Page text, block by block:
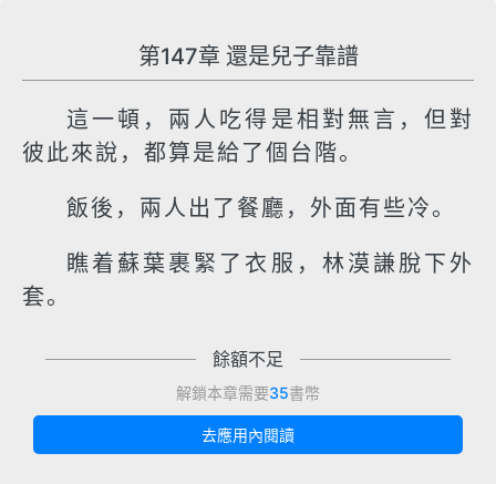
第147章 還是兒子靠譜
這一頓，兩人吃得是相對無言，但對
彼此來說，都算是給了個台階。
飯後，兩人出了餐廳，外面有些冷。
瞧着蘇葉裹緊了衣服，林漠謙脫下外
套。
餘額不足
解鎖本章需要35書幣
去應用內閱讀